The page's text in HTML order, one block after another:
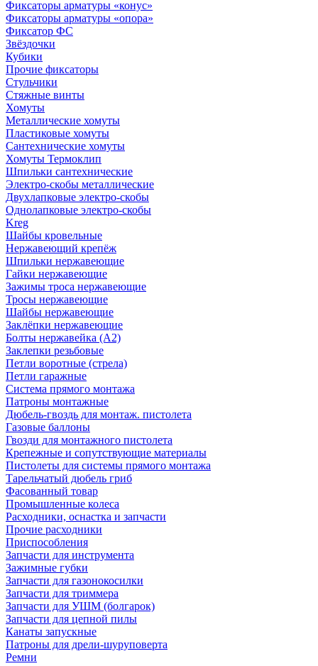
Фиксаторы арматуры «конус»
Фиксаторы арматуры «опора»
Фиксатор ФС
Звёздочки
Кубики
Прочие фиксаторы
Стульчики
Стяжные винты
Хомуты
Металлические хомуты
Пластиковые хомуты
Сантехнические хомуты
Хомуты Термоклип
Шпильки сантехнические
Электро-скобы металлические
Двухлапковые электро-скобы
Однолапковые электро-скобы
Kreg
Шайбы кровельные
Нержавеющий крепёж
Шпильки нержавеющие
Гайки нержавеющие
Зажимы троса нержавеющие
Тросы нержавеющие
Шайбы нержавеющие
Заклёпки нержавеющие
Болты нержавейка (А2)
Заклепки резьбовые
Петли воротные (стрела)
Петли гаражные
Система прямого монтажа
Патроны монтажные
Дюбель-гвоздь для монтаж. пистолета
Газовые баллоны
Гвозди для монтажного пистолета
Крепежные и сопутствующие материалы
Пистолеты для системы прямого монтажа
Тарельчатый дюбель гриб
Фасованный товар
Промышленные колеса
Расходники, оснастка и запчасти
Прочие расходники
Приспособления
Запчасти для инструмента
Зажимные губки
Запчасти для газонокосилки
Запчасти для триммера
Запчасти для УШМ (болгарок)
Запчасти для цепной пилы
Канаты запускные
Патроны для дрели-шуруповерта
Ремни